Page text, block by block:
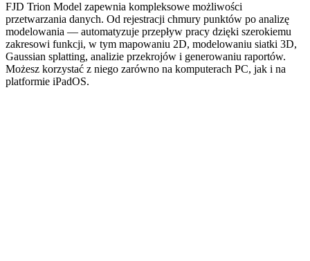
FJD Trion Model zapewnia kompleksowe możliwości
przetwarzania danych. Od rejestracji chmury punktów po analizę
modelowania — automatyzuje przepływ pracy dzięki szerokiemu
zakresowi funkcji, w tym mapowaniu 2D, modelowaniu siatki 3D,
Gaussian splatting, analizie przekrojów i generowaniu raportów.
Możesz korzystać z niego zarówno na komputerach PC, jak i na
platformie iPadOS.